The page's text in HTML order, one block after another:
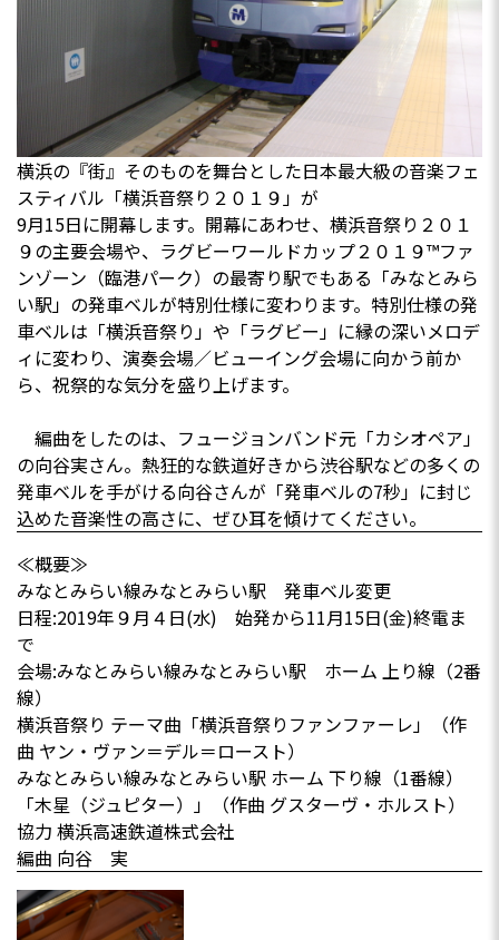
横浜の『街』そのものを舞台とした日本最大級の音楽フェ
スティバル「横浜音祭り２０１９」が
9月15日に開幕します。開幕にあわせ、横浜音祭り２０１
９の主要会場や、ラグビーワールドカップ２０１９™ファ
ンゾーン（臨港パーク）の最寄り駅でもある「みなとみら
い駅」の発車ベルが特別仕様に変わります。特別仕様の発
車ベルは「横浜音祭り」や「ラグビー」に縁の深いメロデ
ィに変わり、演奏会場／ビューイング会場に向かう前か
ら、祝祭的な気分を盛り上げます。
編曲をしたのは、フュージョンバンド元「カシオペア」
の向谷実さん。熱狂的な鉄道好きから渋谷駅などの多くの
発車ベルを手がける向谷さんが「発車ベルの7秒」に封じ
込めた音楽性の高さに、ぜひ耳を傾けてください。
≪概要≫
みなとみらい線みなとみらい駅 発車ベル変更
日程:2019年９月４日(水) 始発から11月15日(金)終電ま
で
会場:みなとみらい線みなとみらい駅 ホーム 上り線（2番
線）
横浜音祭り テーマ曲「横浜音祭りファンファーレ」（作
曲 ヤン・ヴァン＝デル＝ロースト）
みなとみらい線みなとみらい駅 ホーム 下り線（1番線）
「木星（ジュピター）」（作曲 グスターヴ・ホルスト）
協力 横浜高速鉄道株式会社
編曲 向谷 実